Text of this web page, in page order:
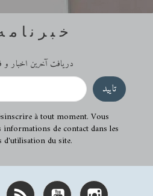
دریافت آخرین اخبار و
à tout moment. Vous
de contact dans les
du site.
توئیتر خبرخوان یوتیوب